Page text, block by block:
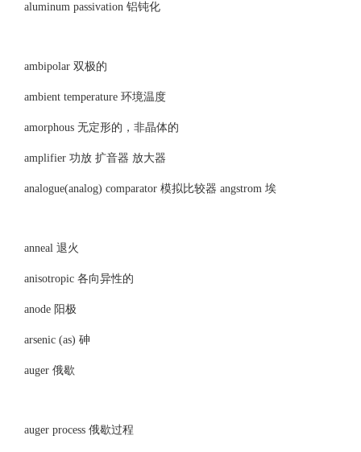
aluminum passivation 铝钝化
ambipolar 双极的
ambient temperature 环境温度
amorphous 无定形的，非晶体的
amplifier 功放 扩音器 放大器
analogue(analog) comparator 模拟比较器 angstrom 埃
anneal 退火
anisotropic 各向异性的
anode 阳极
arsenic (as) 砷
auger 俄歇
auger process 俄歇过程